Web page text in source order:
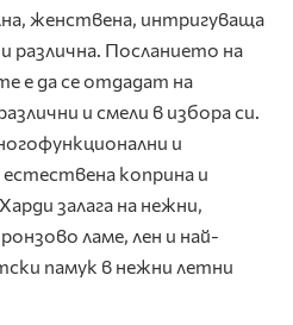
женствена, интригуваща
различна. Посланието на
е да се отдадат на
и смели в избора си.
и
коприна и
залага на нежни,
ламе, лен и най-
памук в нежни летни